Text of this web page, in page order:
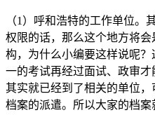
（1）呼和浩特的工作单位。
权限的话，那么这个地方将
构，为什么小编要这样说呢
一的考试再经过面试、政审
其实就已经到了相关的单位
档案的派遣。所以大家的档